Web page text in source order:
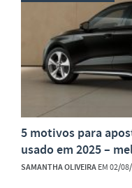
5 motivos para
usado em 2025 –
SAMANTHA OLIVEIRAEM 02/